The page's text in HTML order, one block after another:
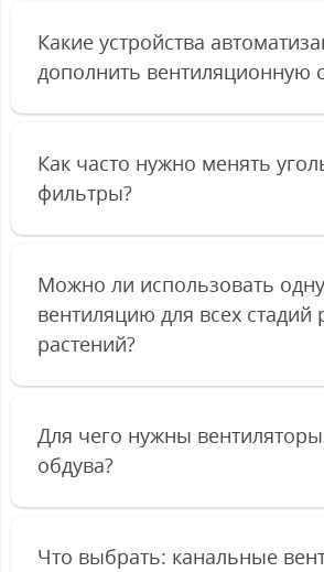
Какие устройства
дополнить вентиляционную
Как часто нужно менять
фильтры?
Можно ли использовать
вентиляцию для всех стадий
растений?
Для чего нужны
обдува?
Что выбрать: канальные